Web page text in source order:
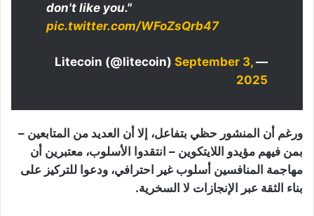
don't like you."
pic.twitter.com/WFoZsQrb47
— Litecoin (@litecoin)
September 3,
2025
ورغم أن المنشور حظي بتفاعل، إلا أن العديد من المتابعين –
بمن فيهم مؤيدو اللايتكوين – انتقدوا الأسلوب، معتبرين أن
مهاجمة المنافسين أسلوب غير احترافي، ودعوا للتركيز على
بناء الثقة عبر الإنجازات لا السخرية.